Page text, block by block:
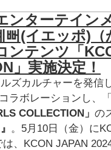
ンターテイン
(イエッポ)（
ンテンツ「
」実施決定！
ズカルチャーを発信
ラボレーションし、
COLLECTION」 の
。5月10日（金）に
、KCON JAPAN